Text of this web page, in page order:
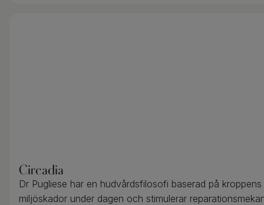
Circadia
Dr Pugliese har en hudvårdsfilosofi baserad på
miljöskador under dagen och stimulerar